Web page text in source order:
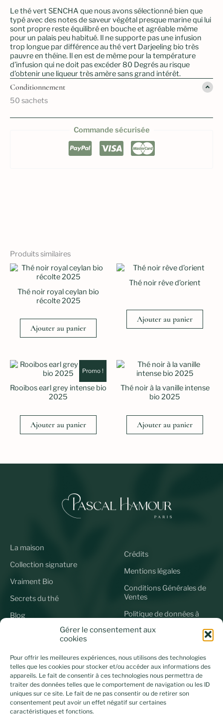
Gérer le consentement aux
cookies
Pour offrir les meilleures expériences, nous utilisons des technologies
telles que les cookies pour stocker et/ou accéder aux informations des
appareils. Le fait de consentir à ces technologies nous permettra de
traiter des données telles que le comportement de navigation ou les ID
uniques sur ce site. Le fait de ne pas consentir ou de retirer son
consentement peut avoir un effet négatif sur certaines
caractéristiques et fonctions.
Le thé vert SENCHA que nous avons sélectionné bien que
typé avec des notes de saveur végétal presque marine qui lui
sont propre reste équilibré en bouche et agréable même
pour un palais peu habitué. Il ne supporte pas une infusion
trop longue par différence au thé vert Darjeeling bio très
pauvre en théine. Il en est de même pour la température
d’infusion qui ne doit pas excéder 80 Degrés au risque
d’obtenir une liqueur très amère sans grand intérêt.
Conditionnement
50 sachets
Commande sécurisée
Produits similaires
Thé noir royal ceylan bio
récolte 2025
Ajouter au panier
Thé noir rêve d’orient
Ajouter au panier
Promo !
Rooibos earl grey intense bio
2025
Ajouter au panier
Thé noir à la vanille intense
bio 2025
Ajouter au panier
La maison
Collection signature
Vraiment Bio
Secrets du thé
Blog
Crédits
Mentions légales
Conditions Générales de
Ventes
Politique de données à
Politique de Cookies (UE)
Connectons-nous
Abonnez-vous à notre newsletter et restez informé de tous
les événements directement dans votre boîte mail :